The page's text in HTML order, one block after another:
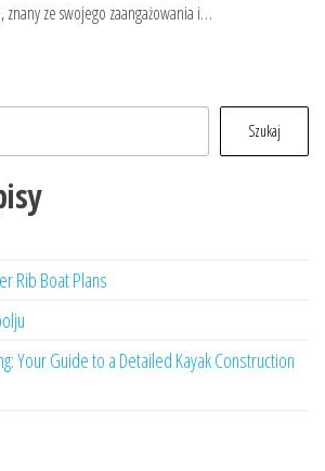
ze swojego zaangażowania i…
Szukaj
Rib Boat Plans
Your Guide to a Detailed Kayak Construction